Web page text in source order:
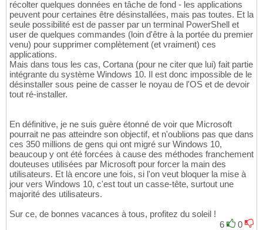
récolter quelques données en tâche de fond - les applications
peuvent pour certaines être désinstallées, mais pas toutes. Et la
seule possibilité est de passer par un terminal PowerShell et
user de quelques commandes (loin d'être à la portée du premier
venu) pour supprimer complètement (et vraiment) ces
applications.
Mais dans tous les cas, Cortana (pour ne citer que lui) fait partie
intégrante du système Windows 10. Il est donc impossible de le
désinstaller sous peine de casser le noyau de l'OS et de devoir
tout ré-installer.
En définitive, je ne suis guère étonné de voir que Microsoft
pourrait ne pas atteindre son objectif, et n'oublions pas que dans
ces 350 millions de gens qui ont migré sur Windows 10,
beaucoup y ont été forcées à cause des méthodes franchement
douteuses utilisées par Microsoft pour forcer la main des
utilisateurs. Et là encore une fois, si l'on veut bloquer la mise à
jour vers Windows 10, c'est tout un casse-tête, surtout une
majorité des utilisateurs.
Sur ce, de bonnes vacances à tous, profitez du soleil !
6
0